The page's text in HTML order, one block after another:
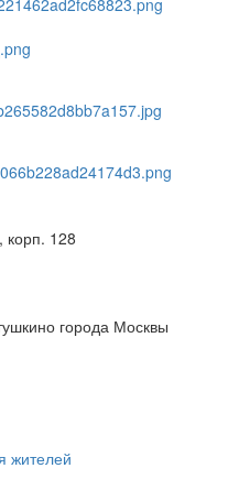
корп. 128
города Москвы
жителей